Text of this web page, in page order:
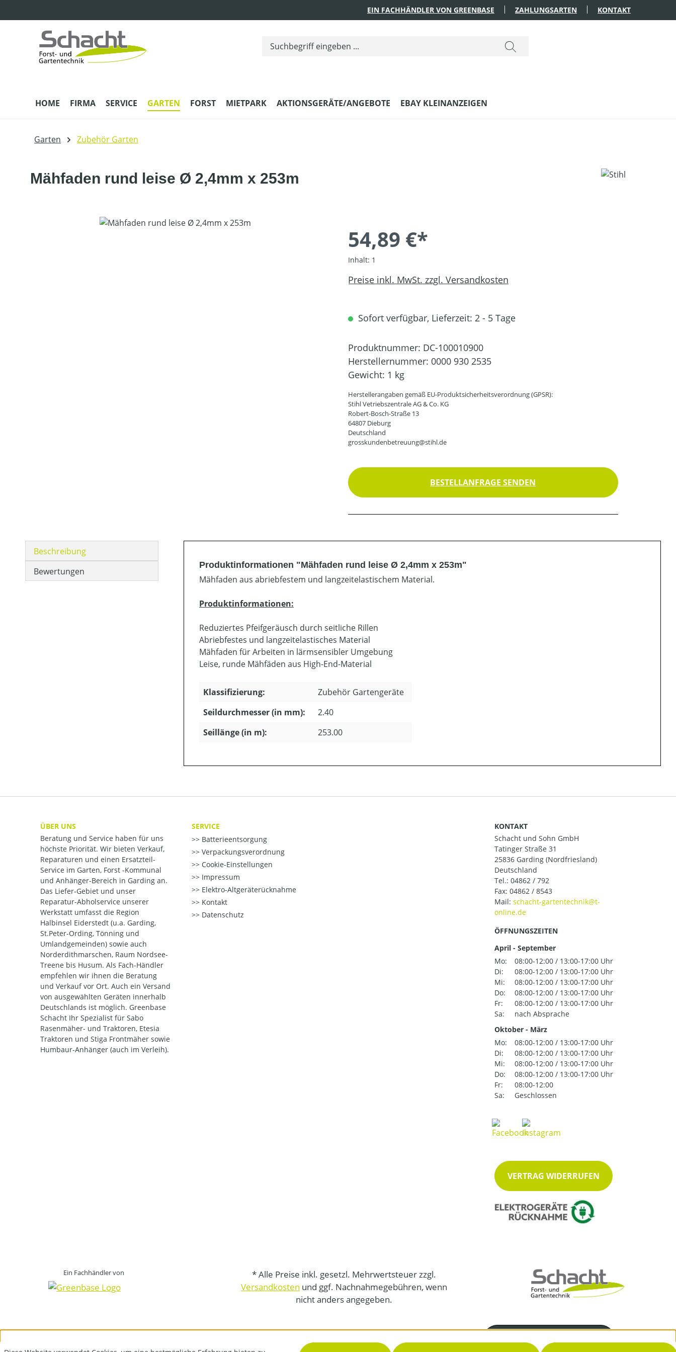
EIN FACHHÄNDLER VON GREENBASE ZAHLUNGSARTEN KONTAKT
HOME FIRMA SERVICE GARTEN FORST MIETPARK AKTIONSGERÄTE/ANGEBOTE EBAY KLEINANZEIGEN
Garten Zubehör Garten
Mähfaden rund leise Ø 2,4mm x 253m
Bildergalerie überspringen
54,89 €*
Inhalt: 1
Preise inkl. MwSt. zzgl. Versandkosten
Sofort verfügbar, Lieferzeit: 2 - 5 Tage
Produktnummer: DC-100010900
Herstellernummer: 0000 930 2535
Gewicht: 1 kg
Herstellerangaben gemäß EU-Produktsicherheitsverordnung (GPSR):
Stihl Vetriebszentrale AG & Co. KG
Robert-Bosch-Straße 13
64807 Dieburg
Deutschland
grosskundenbetreuung@stihl.de
BESTELLANFRAGE SENDEN
Beschreibung
Bewertungen
Produktinformationen "Mähfaden rund leise Ø 2,4mm x 253m"
Mähfaden aus abriebfestem und langzeitelastischem Material.
Produktinformationen:
Reduziertes Pfeifgeräusch durch seitliche Rillen
Abriebfestes und langzeitelastisches Material
Mähfaden für Arbeiten in lärmsensibler Umgebung
Leise, runde Mähfäden aus High-End-Material
Klassifizierung:
Zubehör Gartengeräte
Seildurchmesser (in mm):
2.40
Seillänge (in m):
253.00
ÜBER UNS
Beratung und Service haben für uns
höchste Priorität. Wir bieten Verkauf,
Reparaturen und einen Ersatzteil-
Service im Garten, Forst -Kommunal
und Anhänger-Bereich in Garding an.
Das Liefer-Gebiet und unser
Reparatur-Abholservice unserer
Werkstatt umfasst die Region
Halbinsel Eiderstedt (u.a. Garding,
St.Peter-Ording, Tönning und
Umlandgemeinden) sowie auch
Norderdithmarschen, Raum Nordsee-
Treene bis Husum. Als Fach-Händler
empfehlen wir ihnen die Beratung
und Verkauf vor Ort. Auch ein Versand
von ausgewählten Geräten innerhalb
Deutschlands ist möglich. Greenbase
Schacht Ihr Spezialist für Sabo
Rasenmäher- und Traktoren, Etesia
Traktoren und Stiga Frontmäher sowie
Humbaur-Anhänger (auch im Verleih).
SERVICE
Batterieentsorgung
Verpackungsverordnung
Cookie-Einstellungen
Impressum
Elektro-Altgeräterücknahme
Kontakt
Datenschutz
KONTAKT
Schacht und Sohn GmbH
Tatinger Straße 31
25836 Garding (Nordfriesland)
Deutschland
Tel.: 04862 / 792
Fax: 04862 / 8543
Mail:
ÖFFNUNGSZEITEN
April - September
Mo:
08:00-12:00 / 13:00-17:00 Uhr
Di:
08:00-12:00 / 13:00-17:00 Uhr
Mi:
08:00-12:00 / 13:00-17:00 Uhr
Do:
08:00-12:00 / 13:00-17:00 Uhr
Fr:
08:00-12:00 / 13:00-17:00 Uhr
Sa:
nach Absprache
Oktober - März
Mo:
08:00-12:00 / 13:00-17:00 Uhr
Di:
08:00-12:00 / 13:00-17:00 Uhr
Mi:
08:00-12:00 / 13:00-17:00 Uhr
Do:
08:00-12:00 / 13:00-17:00 Uhr
Fr:
08:00-12:00
Sa:
Geschlossen
VERTRAG WIDERRUFEN
Ein Fachhändler von
* Alle Preise inkl. gesetzl. Mehrwertsteuer zzgl.
Versandkosten und ggf. Nachnahmegebühren, wenn
nicht anders angegeben.
04862 / 792